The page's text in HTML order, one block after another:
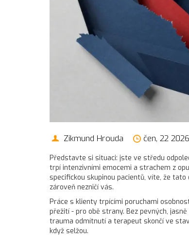
Zikmund Hrouda čen, 22 2026
Představte si situaci: jste ve středu
trpí intenzivními emocemi a strachem z
specifickou skupinou pacientů, víte, že tato
zároveň nezničí vás.
Práce s klienty trpícími poruchami
přežití - pro obě strany. Bez pevných,
trauma odmítnutí a terapeut skončí ve
když selžou.